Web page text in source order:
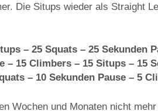
Die Situps wieder als Straight
– 25 Squats – 25 Sekunden
– 15 Climbers – 15 Situps – 15
– 10 Sekunden Pause – 5
Wochen und Monaten nicht